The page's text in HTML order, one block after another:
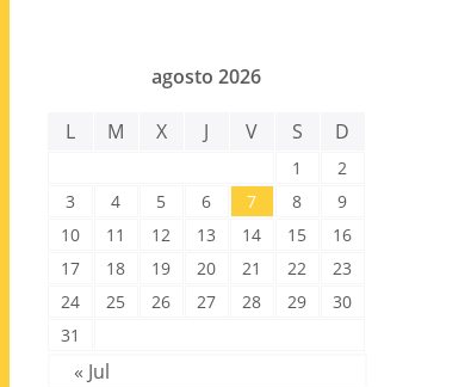
agosto 2026
L M X J V S D
1
2
3
4 5 6 7 8
9
10
11 12 13 14 15
16
17
18 19 20 21 22
23
24
25 26 27 28 29
30
31
« Jul